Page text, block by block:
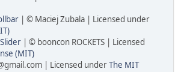
| © Maciej Zubala | Licensed under
| © booncon ROCKETS | Licensed
(MIT)
| Licensed underThe MIT